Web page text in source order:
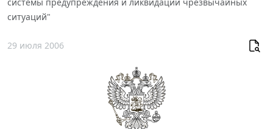
ситуаций"
29 июля 2006